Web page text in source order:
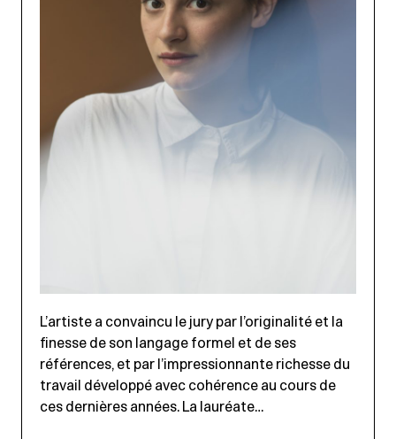
L’artiste a convaincu le jury par l’originalité et la
finesse de son langage formel et de ses
références, et par l’impressionnante richesse du
travail développé avec cohérence au cours de
ces dernières années. La lauréate…